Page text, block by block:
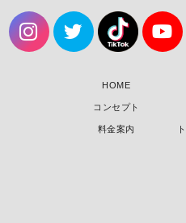
HOME
コンセプト
料金案内